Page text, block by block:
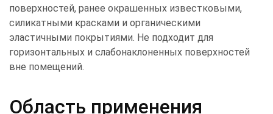
поверхностей, ранее окрашенных известковыми,
силикатными красками и органическими
эластичными покрытиями. Не подходит для
горизонтальных и слабонаклоненных поверхностей
вне помещений.
Область применения